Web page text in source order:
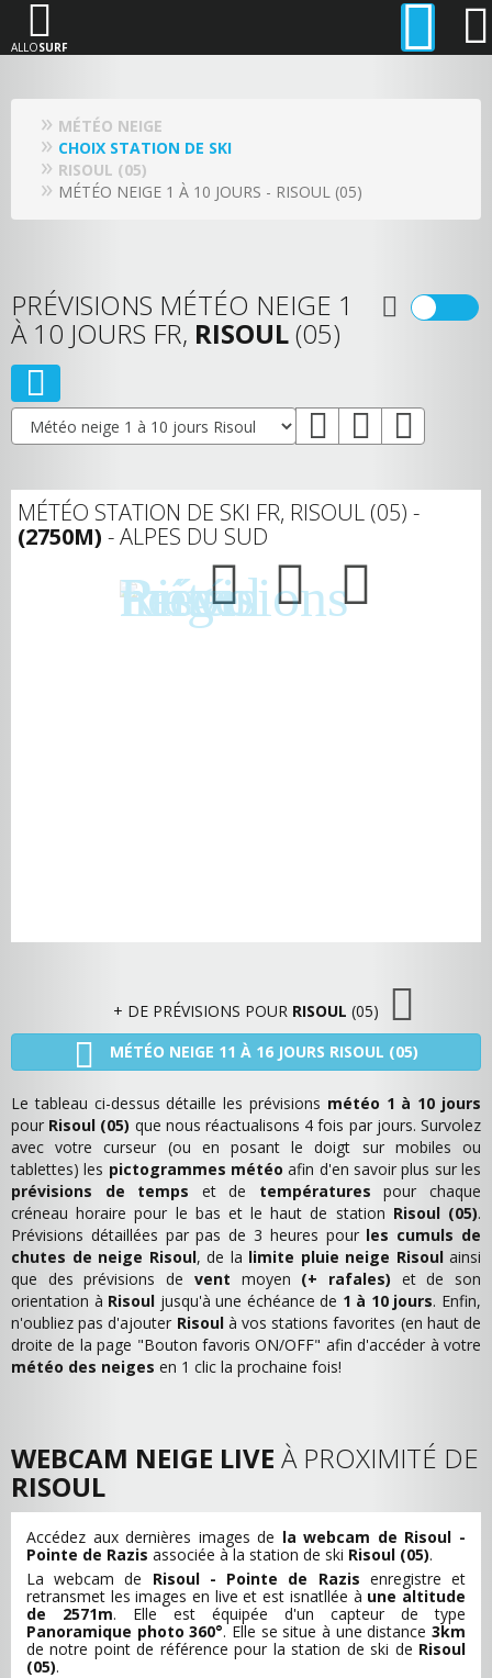
ALLOSURF
MÉTÉO NEIGE
CHOIX STATION DE SKI
RISOUL (05)
MÉTÉO NEIGE 1 À 10 JOURS - RISOUL (05)
PRÉVISIONS MÉTÉO NEIGE 1
À 10 JOURS FR, RISOUL(05)
MÉTÉO STATION DE SKI FR, RISOUL (05) -
(2750M) - ALPES DU SUD
+ DE PRÉVISIONS POUR RISOUL (05)
MÉTÉO NEIGE 11 À 16 JOURS RISOUL (05)
Le tableau ci-dessus détaille les prévisions météo 1 à 10 jours
pour Risoul (05) que nous réactualisons 4 fois par jours. Survolez
avec votre curseur (ou en posant le doigt sur mobiles ou
tablettes) les pictogrammes météo afin d'en savoir plus sur les
prévisions de temps et de températures pour chaque
créneau horaire pour le bas et le haut de station Risoul (05).
Prévisions détaillées par pas de 3 heures pour les cumuls de
chutes de neige Risoul, de la limite pluie neige Risoulainsi
que des prévisions de vent moyen (+ rafales) et de son
orientation à Risoul jusqu'à une échéance de 1 à 10 jours. Enfin,
n'oubliez pas d'ajouter Risoulà vos stations favorites (en haut de
droite de la page "Bouton favoris ON/OFF" afin d'accéder à votre
météo des neiges en 1 clic la prochaine fois!
WEBCAM NEIGE LIVE À PROXIMITÉ DE
RISOUL
Accédez aux dernières images de la webcam de Risoul -
Pointe de Razis associée à la station de ski Risoul (05).
La webcam de Risoul - Pointe de Razis enregistre et
retransmet les images en live et est isnatllée à une altitude
de 2571m. Elle est équipée d'un capteur de type
Panoramique photo 360°. Elle se situe à une distance3km
de notre point de référence pour la station de ski de Risoul
(05).